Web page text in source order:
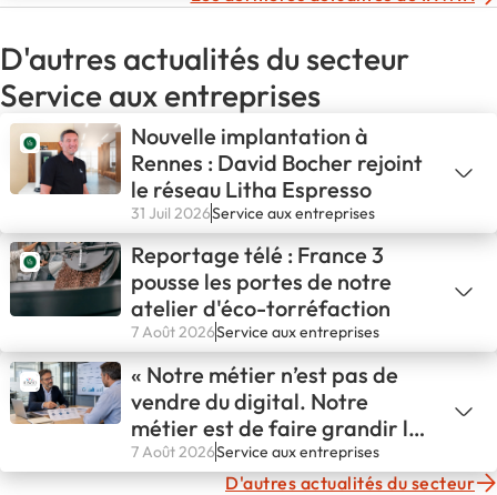
D'autres actualités du secteur
Service aux entreprises
Nouvelle implantation à
Rennes : David Bocher rejoint
le réseau Litha Espresso
31 Juil 2026Service aux entreprises
Reportage télé : France 3
pousse les portes de notre
atelier d'éco-torréfaction
7 Août 2026Service aux entreprises
« Notre métier n’est pas de
vendre du digital. Notre
métier est de faire grandir les
entreprises. »
7 Août 2026Service aux entreprises
D'autres actualités du secteur